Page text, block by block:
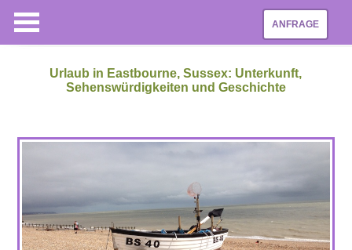
ANFRAGE
Urlaub in Eastbourne, Sussex: Unterkunft,
Sehenswürdigkeiten und Geschichte